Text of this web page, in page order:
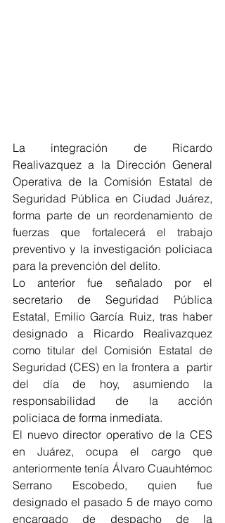
La integración de Ricardo
Realivazquez a la Dirección General
Operativa de la Comisión Estatal de
Seguridad Pública en Ciudad Juárez,
forma parte de un reordenamiento de
fuerzas que fortalecerá el trabajo
preventivo y la investigación policiaca
para la prevención del delito.
Lo anterior fue señalado por el
secretario de Seguridad Pública
Estatal, Emilio García Ruiz, tras haber
designado a Ricardo Realivazquez
como titular del Comisión Estatal de
Seguridad (CES) en la frontera a  partir
del día de hoy, asumiendo la
responsabilidad de la acción
policiaca de forma inmediata.
El nuevo director operativo de la CES
en Juárez, ocupa el cargo que
anteriormente tenía Álvaro Cuauhtémoc
Serrano Escobedo, quien fue
designado el pasado 5 de mayo como
encargado de despacho de la